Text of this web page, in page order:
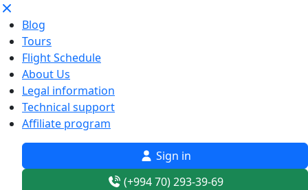
Blog
Tours
Flight Schedule
About Us
Legal information
Technical support
Affiliate program
Sign in
(+994 70) 293-39-69